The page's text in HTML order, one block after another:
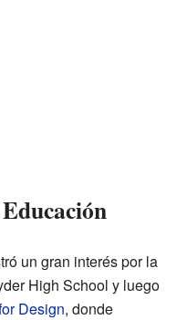
un gran interés por la
High School y luego
Design, donde